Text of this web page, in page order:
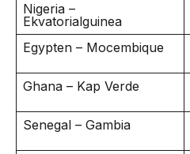
Nigeria –
Ekvatorialguinea
Egypten – Mocembique
Ghana – Kap Verde
Senegal – Gambia